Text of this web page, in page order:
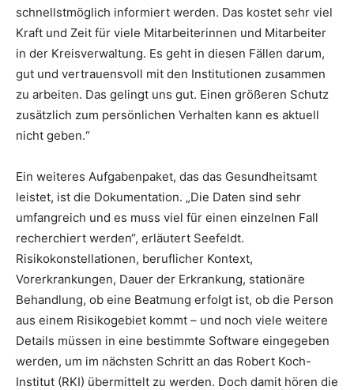
schnellstmöglich informiert werden. Das kostet sehr viel
Kraft und Zeit für viele Mitarbeiterinnen und Mitarbeiter
in der Kreisverwaltung. Es geht in diesen Fällen darum,
gut und vertrauensvoll mit den Institutionen zusammen
zu arbeiten. Das gelingt uns gut. Einen größeren Schutz
zusätzlich zum persönlichen Verhalten kann es aktuell
nicht geben.“
Ein weiteres Aufgabenpaket, das das Gesundheitsamt
leistet, ist die Dokumentation. „Die Daten sind sehr
umfangreich und es muss viel für einen einzelnen Fall
recherchiert werden“, erläutert Seefeldt.
Risikokonstellationen, beruflicher Kontext,
Vorerkrankungen, Dauer der Erkrankung, stationäre
Behandlung, ob eine Beatmung erfolgt ist, ob die Person
aus einem Risikogebiet kommt – und noch viele weitere
Details müssen in eine bestimmte Software eingegeben
werden, um im nächsten Schritt an das Robert Koch-
Institut (RKI) übermittelt zu werden. Doch damit hören die